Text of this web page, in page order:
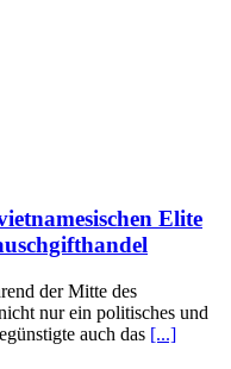
Elite
der Mitte des
nur ein politisches und
auch das [...]